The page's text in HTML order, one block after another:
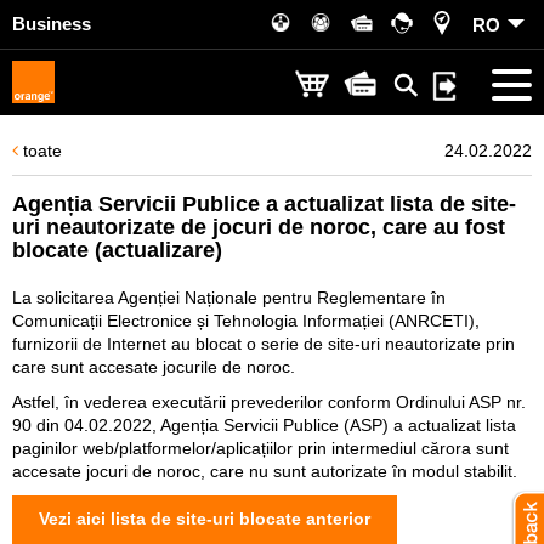
Business RO
toate 24.02.2022
Agenția Servicii Publice a actualizat lista de site-
uri neautorizate de jocuri de noroc, care au fost
blocate (actualizare)
La solicitarea Agenției Naționale pentru Reglementare în
Comunicații Electronice și Tehnologia Informației (ANRCETI),
furnizorii de Internet au blocat o serie de site-uri neautorizate prin
care sunt accesate jocurile de noroc.
Astfel, în vederea executării prevederilor conform Ordinului ASP nr.
90 din 04.02.2022, Agenția Servicii Publice (ASP) a actualizat lista
paginilor web/platformelor/aplicațiilor prin intermediul cărora sunt
accesate jocuri de noroc, care nu sunt autorizate în modul stabilit.
Vezi aici lista de site-uri blocate anterior